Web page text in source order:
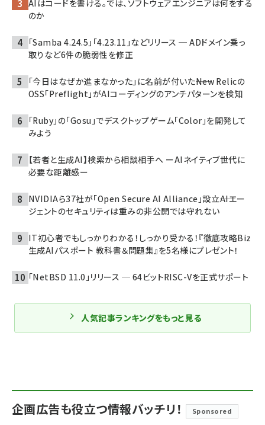
AIはコードを書ける。では、ソフトウェアエンジニアは何をする
のか
「Samba 4.24.5」「4.23.11」などリリース ─ ADドメイン乗っ
取りなど6件の脆弱性を修正
「今日はなぜか進まなかった」に名前が付いた――New Relicの
OSS「Preflight」がAIコーディングのアンチパターンを検知
「Ruby」の「Gosu」でデスクトップゲーム「Color」を開発して
みよう
【若者と生成AI】検索から相談相手へ ーAIネイティブ世代に
必要な距離感ー
NVIDIAら37社が「Open Secure AI Alliance」設立――AIエー
ジェントのセキュリティは重みの非公開では守れない
IT初心者でもしっかりわかる！しっかり受かる！『徹底攻略Biz
生成AIパスポート 教科書＆問題集』を5名様にプレゼント！
「NetBSD 11.0」リリース ─ 64ビットRISC-Vを正式サポート
人気記事ランキングをもっと見る
企画広告も役立つ情報バッチリ！ Sponsored